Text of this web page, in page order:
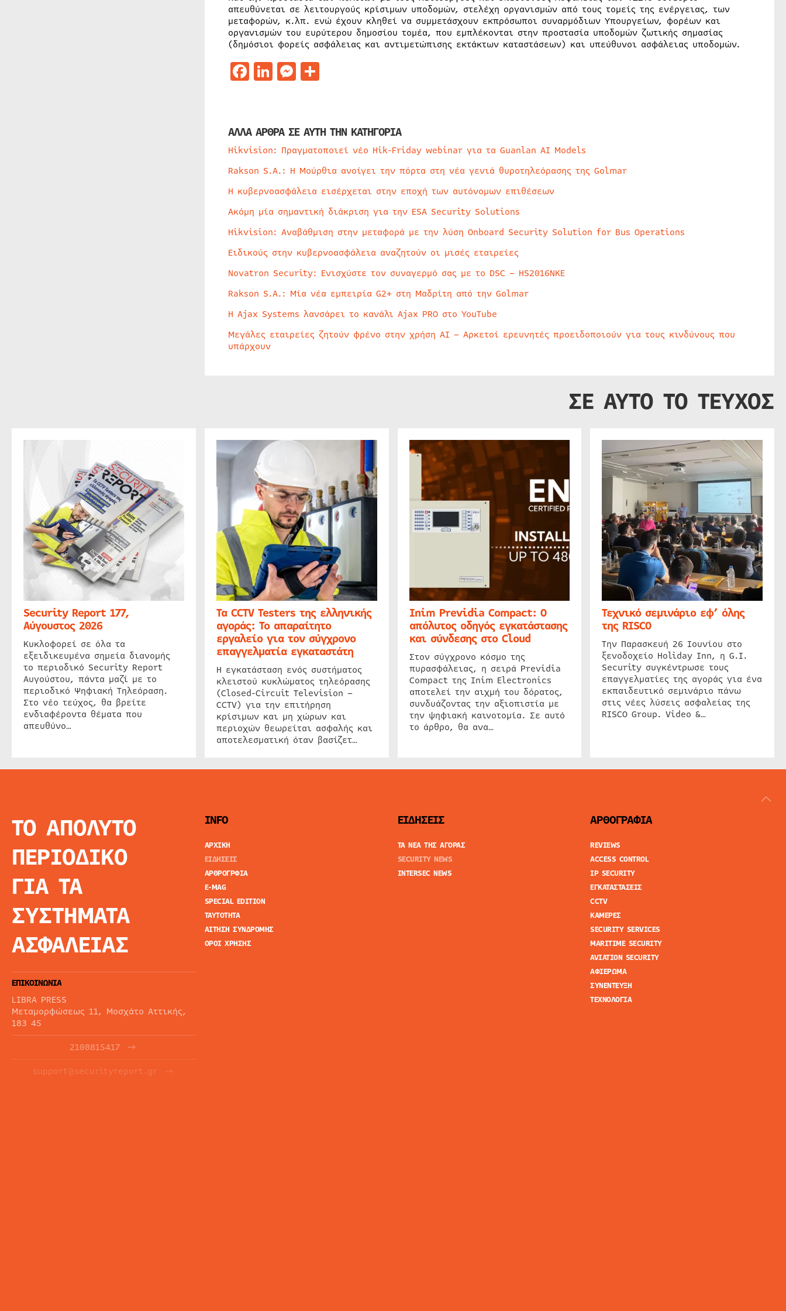
απευθύνεται σε λειτουργούς κρίσιμων υποδομών, στελέχη οργανισμών από τους τομείς της ενέργειας, των
μεταφορών, κ.λπ. ενώ έχουν κληθεί να συμμετάσχουν εκπρόσωποι συναρμόδιων Υπουργείων, φορέων και
οργανισμών του ευρύτερου δημοσίου τομέα, που εμπλέκονται στην προστασία υποδομών ζωτικής σημασίας
(δημόσιοι φορείς ασφάλειας και αντιμετώπισης εκτάκτων καταστάσεων) και υπεύθυνοι ασφάλειας υποδομών.
Facebook
LinkedIn
Messenger
Μοιραστείτε
ΑΛΛΑ ΑΡΘΡΑ ΣΕ ΑΥΤΗ ΤΗΝ ΚΑΤΗΓΟΡΙΑ
Hikvision: Πραγματοποιεί νέο Hik-Friday webinar για τα Guanlan AI Models
Rakson S.A.: Η Μούρθια ανοίγει την πόρτα στη νέα γενιά θυροτηλεόρασης της Golmar
Η κυβερνοασφάλεια εισέρχεται στην εποχή των αυτόνομων επιθέσεων
Ακόμη μία σημαντική διάκριση για την ESA Security Solutions
Hikvision: Αναβάθμιση στην μεταφορά με την λύση Onboard Security Solution for Bus Operations
Ειδικούς στην κυβερνοασφάλεια αναζητούν οι μισές εταιρείες
Novatron Security: Ενισχύστε τον συναγερμό σας με το DSC – HS2016NKE
Rakson S.A.: Μία νέα εμπειρία G2+ στη Μαδρίτη από την Golmar
Η Ajax Systems λανσάρει το κανάλι Ajax PRO στο YouTube
Μεγάλες εταιρείες ζητούν φρένο στην χρήση AI – Αρκετοί ερευνητές προειδοποιούν για τους κινδύνους που
υπάρχουν
ΣΕ ΑΥΤΟ ΤΟ ΤΕΥΧΟΣ
Security Report 177,
Αύγουστος 2026
Κυκλοφορεί σε όλα τα
εξειδικευμένα σημεία διανομής
το περιοδικό Security Report
Αυγούστου, πάντα μαζί με το
περιοδικό Ψηφιακή Τηλεόραση.
Στο νέο τεύχος, θα βρείτε
ενδιαφέροντα θέματα που
απευθύνο…
Τα CCTV Testers της ελληνικής
αγοράς: Το απαραίτητο
εργαλείο για τον σύγχρονο
επαγγελματία εγκαταστάτη
Η εγκατάσταση ενός συστήματος
κλειστού κυκλώματος τηλεόρασης
(Closed-Circuit Television –
CCTV) για την επιτήρηση
κρίσιμων και μη χώρων και
περιοχών θεωρείται ασφαλής και
αποτελεσματική όταν βασίζετ…
Inim Previdia Compact: Ο
απόλυτος οδηγός εγκατάστασης
και σύνδεσης στο Cloud
Στον σύγχρονο κόσμο της
πυρασφάλειας, η σειρά Previdia
Compact της Inim Electronics
αποτελεί την αιχμή του δόρατος,
συνδυάζοντας την αξιοπιστία με
την ψηφιακή καινοτομία. Σε αυτό
το άρθρο, θα ανα…
Τεχνικό σεμινάριο εφ’ όλης
της RISCO
Την Παρασκευή 26 Ιουνίου στο
ξενοδοχείο Holiday Inn, η G.I.
Security συγκέντρωσε τους
επαγγελματίες της αγοράς για ένα
εκπαιδευτικό σεμινάριο πάνω
στις νέες λύσεις ασφαλείας της
RISCO Group. Video &…
ΤΟ ΑΠΟΛΥΤΟ
ΠΕΡΙΟΔΙΚΟ
ΓΙΑ ΤΑ
ΣΥΣΤΗΜΑΤΑ
ΑΣΦΑΛΕΙΑΣ
ΕΠΙΚΟΙΝΩΝΙΑ
LIBRA PRESS
Μεταμορφώσεως 11, Μοσχάτο Αττικής,
183 45
2108815417
support@securityreport.gr
INFO
ΑΡΧΙΚΗ
ΕΙΔΗΣΕΙΣ
ΑΡΘΡΟΓΡΦΙΑ
E-MAG
SPECIAL EDITION
ΤΑΥΤΟΤΗΤΑ
ΑΙΤΗΣΗ ΣΥΝΔΡΟΜΗΣ
ΟΡΟΙ ΧΡΗΣΗΣ
ΕΙΔΗΣΕΙΣ
ΤΑ ΝΕΑ ΤΗΣ ΑΓΟΡΑΣ
SECURITY NEWS
INTERSEC NEWS
ΑΡΘΟΓΡΑΦΙΑ
REVIEWS
ACCESS CONTROL
IP SECURITY
ΕΓΚΑΤΑΣΤΑΣΕΙΣ
CCTV
ΚΑΜΕΡΕΣ
SECURITY SERVICES
MARITIME SECURITY
AVIATION SECURITY
ΑΦΙΕΡΩΜΑ
ΣΥΝΕΝΤΕΥΞΗ
ΤΕΧΝΟΛΟΓΙΑ